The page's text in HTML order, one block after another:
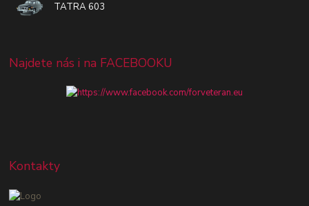
TATRA 603
Najdete nás i na FACEBOOKU
Kontakty